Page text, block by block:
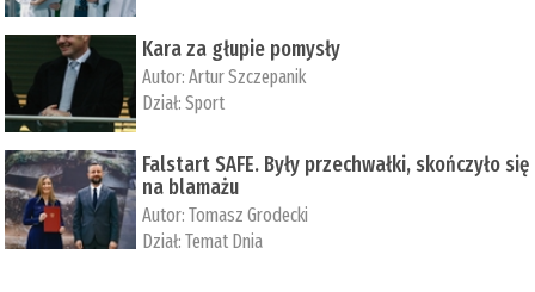
Kara za głupie pomysły
Autor:Artur Szczepanik
Dział:Sport
Falstart SAFE. Były przechwałki, skończyło się
na blamażu
Autor:Tomasz Grodecki
Dział:Temat Dnia